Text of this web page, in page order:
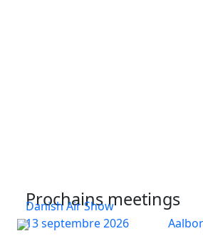
Prochains meetings
Danish Air Show
13 septembre 2026